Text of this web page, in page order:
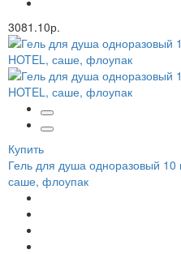
3081.10р.
Купить
Гель для душа одноразовый
саше, флоупак